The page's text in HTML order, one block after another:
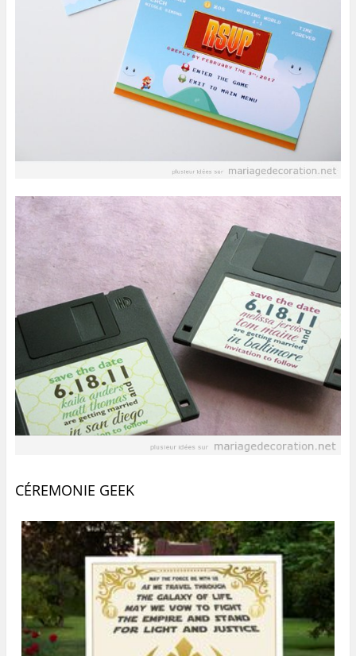
CÉREMONIE GEEK